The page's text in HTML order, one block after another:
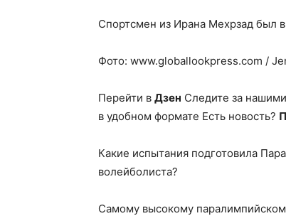
Спортсмен из Ирана Мехрзад был
Фото: www.globallookpress.com /
Перейти в Дзен Следите за
в удобном формате Есть новость?
Какие испытания подготовила
волейболиста?
Самому высокому